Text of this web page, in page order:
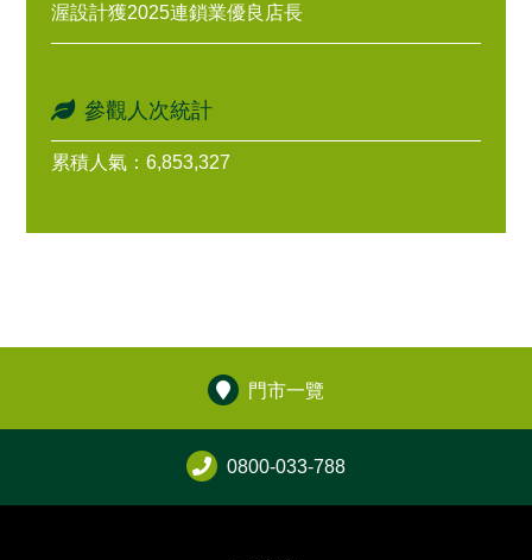
渥設計獲2025連鎖業優良店長
參觀人次統計
累積人氣：6,853,327
門市一覽
0800-033-788